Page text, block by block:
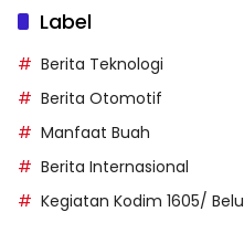
Label
Berita Teknologi
Berita Otomotif
Manfaat Buah
Berita Internasional
Kegiatan Kodim 1605/ Belu